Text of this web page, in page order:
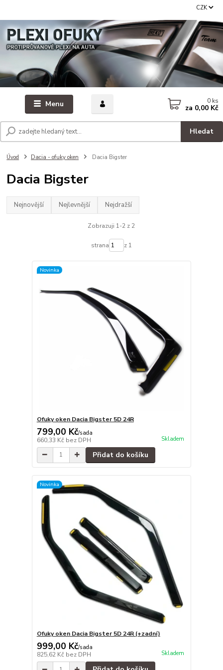
Menu
CZK
Hledat
0 ks
za 0,00 Kč
Úvod Dacia - ofuky oken Dacia Bigster
Dacia Bigster
Nejnovější Nejlevnější Nejdražší
Zobrazuji 1-2 z 2
strana z 1
Novinka
Ofuky oken Dacia Bigster 5D 24R
799,00 Kč/sada
660,33 Kč bez DPH Skladem
Přidat do košíku
Novinka
Ofuky oken Dacia Bigster 5D 24R (+zadní)
999,00 Kč/sada
825,62 Kč bez DPH Skladem